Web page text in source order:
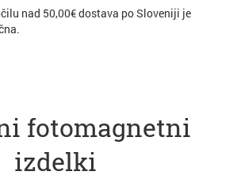
nad 50,00€ dostava po Sloveniji je
fotomagnetni
izdelki